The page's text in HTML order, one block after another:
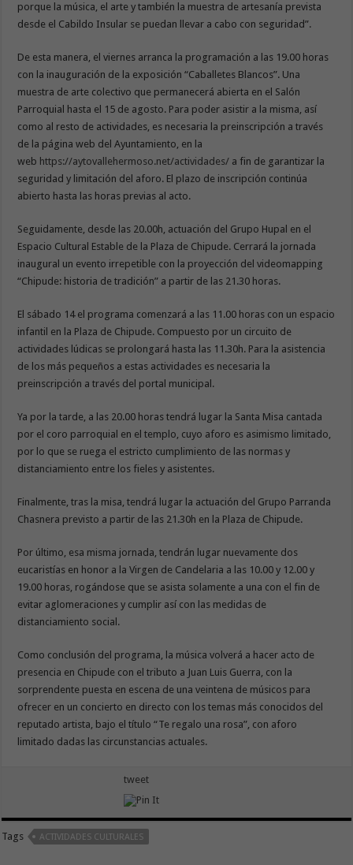
porque la música, el arte y también la muestra de artesanía prevista
desde el Cabildo Insular se puedan llevar a cabo con seguridad”.
De esta manera, el viernes arranca la programación a las 19.00 horas
con la inauguración de la exposición “Caballetes Blancos”. Una
muestra de arte colectivo que permanecerá abierta en el Salón
Parroquial hasta el 15 de agosto. Para poder asistir a la misma, así
como al resto de actividades, es necesaria la preinscripción a través
de la página web del Ayuntamiento, en la
web https://aytovallehermoso.net/actividades/ a fin de garantizar la
seguridad y limitación del aforo. El plazo de inscripción continúa
abierto hasta las horas previas al acto.
Seguidamente, desde las 20.00h, actuación del Grupo Hupal en el
Espacio Cultural Estable de la Plaza de Chipude. Cerrará la jornada
inaugural un evento irrepetible con la proyección del videomapping
“Chipude: historia de tradición” a partir de las 21.30 horas.
El sábado 14 el programa comenzará a las 11.00 horas con un espacio
infantil en la Plaza de Chipude. Compuesto por un circuito de
actividades lúdicas se prolongará hasta las 11.30h. Para la asistencia
de los más pequeños a estas actividades es necesaria la
preinscripción a través del portal municipal.
Ya por la tarde, a las 20.00 horas tendrá lugar la Santa Misa cantada
por el coro parroquial en el templo, cuyo aforo es asimismo limitado,
por lo que se ruega el estricto cumplimiento de las normas y
distanciamiento entre los fieles y asistentes.
Finalmente, tras la misa, tendrá lugar la actuación del Grupo Parranda
Chasnera previsto a partir de las 21.30h en la Plaza de Chipude.
Por último, esa misma jornada, tendrán lugar nuevamente dos
eucaristías en honor a la Virgen de Candelaria a las 10.00 y 12.00 y
19.00 horas, rogándose que se asista solamente a una con el fin de
evitar aglomeraciones y cumplir así con las medidas de
distanciamiento social.
Como conclusión del programa, la música volverá a hacer acto de
presencia en Chipude con el tributo a Juan Luis Guerra, con la
sorprendente puesta en escena de una veintena de músicos para
ofrecer en un concierto en directo con los temas más conocidos del
reputado artista, bajo el título “Te regalo una rosa”, con aforo
limitado dadas las circunstancias actuales.
tweet
Tags ACTIVIDADES CULTURALES